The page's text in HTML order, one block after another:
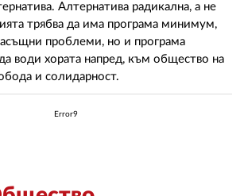
Алтернатива радикална, а не
трябва да има програма минимум,
проблеми, но и програма
води хората напред, към общество на
и солидарност.
Error9